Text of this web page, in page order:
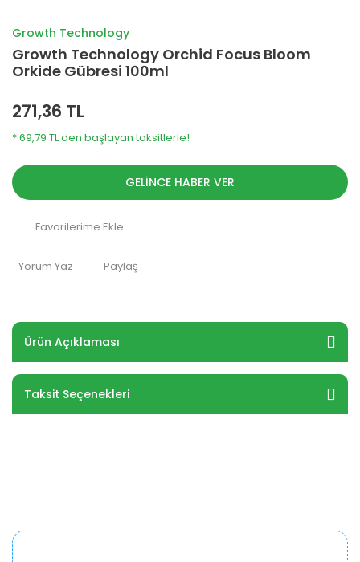
Growth Technology
Growth Technology Orchid Focus Bloom
Orkide Gübresi 100ml
271,36 TL
* 69,79 TL den başlayan taksitlerle!
GELİNCE HABER VER
Yorum Yaz Paylaş
Ürün Açıklaması
Taksit Seçenekleri